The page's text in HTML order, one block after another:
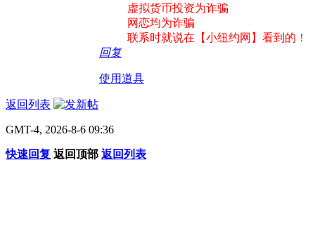
虚拟货币投资为诈骗
网恋均为诈骗
联系时就说在【小纽约网】看到的！
回复
使用道具
返回列表
GMT-4, 2026-8-6 09:36
快速回复 返回顶部 返回列表